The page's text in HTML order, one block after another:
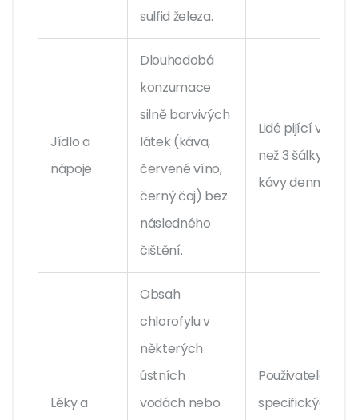
sulfid železa.
Jídlo a
nápoje
Dlouhodobá
konzumace
silně barvivých
látek (káva,
červené víno,
černý čaj) bez
následného
čištění.
Lidé pijící více
než 3 šálky
kávy denně.
Léky a
Obsah
chlorofylu v
některých
ústních
vodách nebo
Použivatelé
specifických